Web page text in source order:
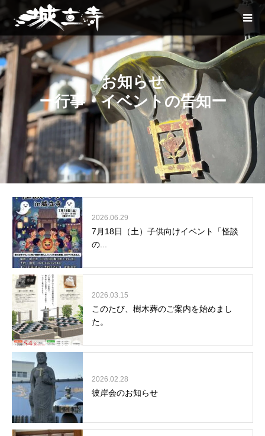
お知らせ
ー行事・イベントの告知ー
2026.06.29
7月18日（土）子供向けイベント「怪談
の...
2026.03.15
このたび、樹木葬のご案内を始めまし
た。
2026.02.28
彼岸会のお知らせ